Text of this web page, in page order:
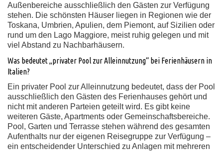
Außenbereiche ausschließlich den Gästen zur Verfügung
stehen. Die schönsten Häuser liegen in Regionen wie der
Toskana, Umbrien, Apulien, dem Piemont, auf Sizilien oder
rund um den Lago Maggiore, meist ruhig gelegen und mit
viel Abstand zu Nachbarhäusern.
Was bedeutet „privater Pool zur Alleinnutzung“ bei Ferienhäusern in
Italien?
Ein privater Pool zur Alleinnutzung bedeutet, dass der Pool
ausschließlich den Gästen des Ferienhauses gehört und
nicht mit anderen Parteien geteilt wird. Es gibt keine
weiteren Gäste, Apartments oder Gemeinschaftsbereiche.
Pool, Garten und Terrasse stehen während des gesamten
Aufenthalts nur der eigenen Reisegruppe zur Verfügung –
ein entscheidender Unterschied zu Anlagen mit mehreren